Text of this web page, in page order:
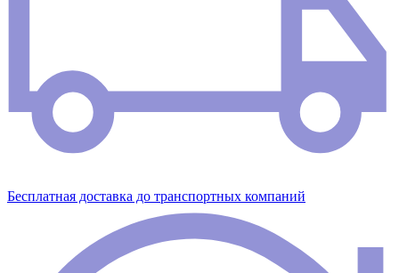
Бесплатная доставка до транспортных компаний